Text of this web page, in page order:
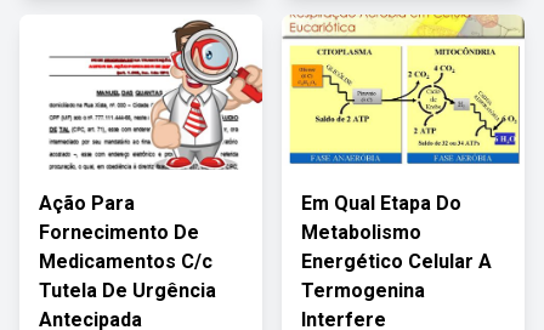
Ação Para
Fornecimento De
Medicamentos C/c
Tutela De Urgência
Antecipada
Em Qual Etapa Do
Metabolismo
Energético Celular A
Termogenina
Interfere